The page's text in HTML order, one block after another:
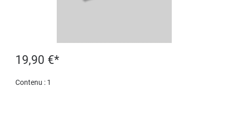
19,90 €*
Contenu : 1